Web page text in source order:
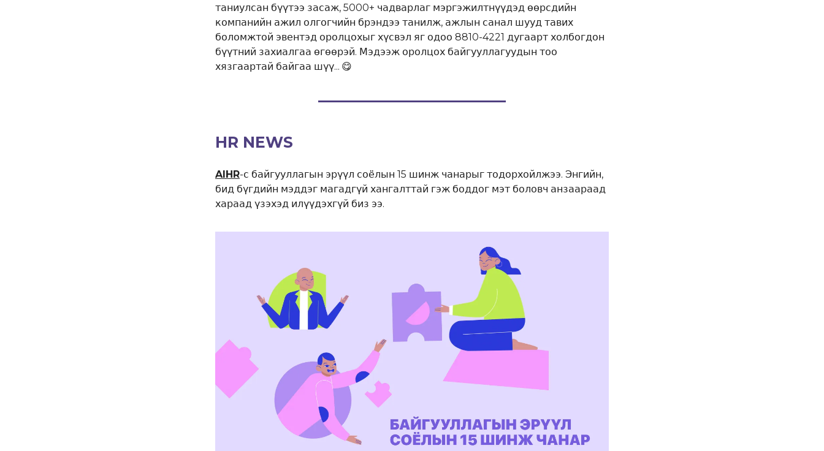
таниулсан бүүтээ засаж, 5000+ чадварлаг мэргэжилтнүүдэд өөрсдийн
компанийн ажил олгогчийн брэндээ танилж, ажлын санал шууд тавих
боломжтой эвентэд оролцохыг хүсвэл яг одоо 8810-4221 дугаарт холбогдон
бүүтний захиалгаа өгөөрэй. Мэдээж оролцох байгууллагуудын тоо
хязгаартай байгаа шүү... 😋
HR NEWS
AIHR-с байгууллагын эрүүл соёлын 15 шинж чанарыг тодорхойлжээ. Энгийн,
бид бүгдийн мэддэг магадгүй хангалттай гэж боддог мэт боловч анзаараад
хараад үзэхэд илүүдэхгүй биз ээ.